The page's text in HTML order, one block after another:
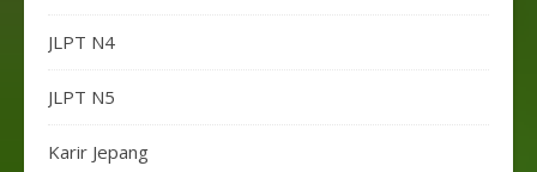
JLPT N4
JLPT N5
Karir Jepang